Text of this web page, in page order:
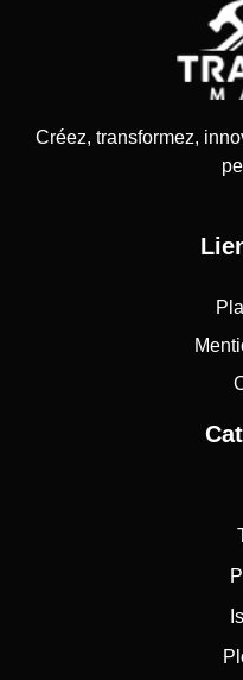
Créez, transformez,